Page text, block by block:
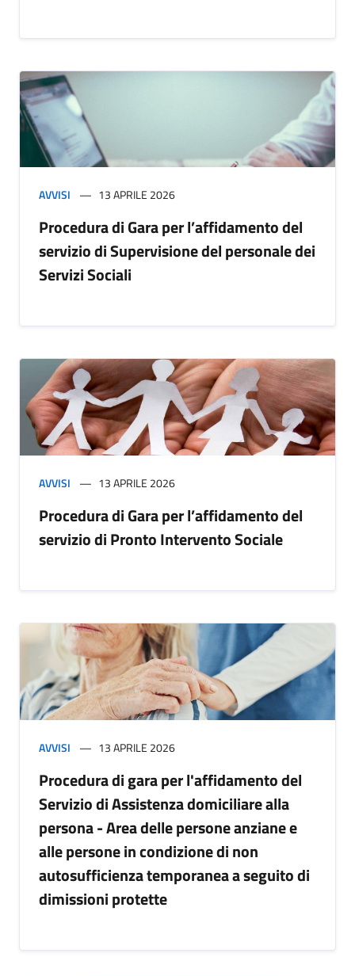
AVVISI 13 APRILE 2026
Procedura di Gara per l’affidamento del
servizio di Supervisione del personale dei
Servizi Sociali
AVVISI 13 APRILE 2026
Procedura di Gara per l’affidamento del
servizio di Pronto Intervento Sociale
AVVISI 13 APRILE 2026
Procedura di gara per l'affidamento del
Servizio di Assistenza domiciliare alla
persona - Area delle persone anziane e
alle persone in condizione di non
autosufficienza temporanea a seguito di
dimissioni protette